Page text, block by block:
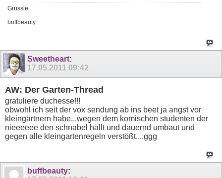
Grüssle
buffbeauty
Sweetheart:
17.05.2011 09:42
AW: Der Garten-Thread
gratuliere duchesse!!!
obwohl ich seit der vox sendung ab ins beet ja angst vor
kleingärtnern habe...wegen dem komischen studenten der
nieeeeee den schnabel hällt und dauernd umbaut und
gegen alle kleingartenregeln verstößt....ggg
buffbeauty: